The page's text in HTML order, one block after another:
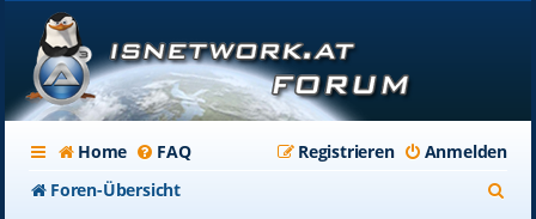
Home FAQ Anmelden
Registrieren
Foren-Übersicht